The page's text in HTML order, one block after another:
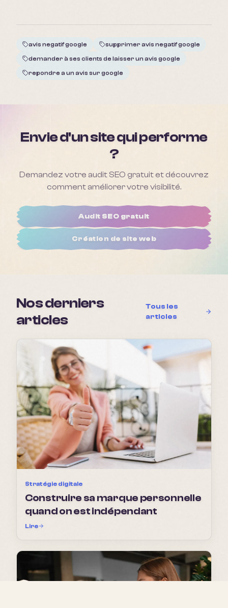
avis negatif google
supprimer avis negatif google
demander à ses clients de laisser un avis google
repondre a un avis sur google
Envie d'un site qui performe
?
Demandez votre audit SEO gratuit et découvrez
comment améliorer votre visibilité.
Audit SEO gratuit
Création de site web
Nos derniers
articles
Tous les
articles
Stratégie digitale
Construire sa marque personnelle
quand on est indépendant
Lire